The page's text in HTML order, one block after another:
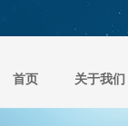
首页 关于我们